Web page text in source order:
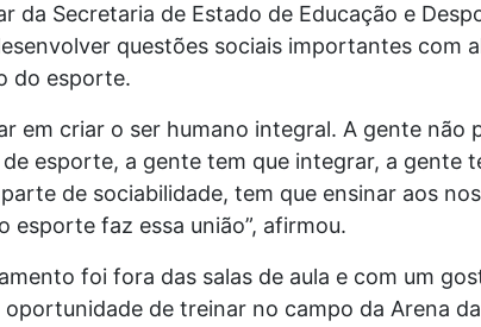
da Secretaria de Estado de Educação e
questões sociais importantes com
do esporte.
em criar o ser humano integral. A gente não
esporte, a gente tem que integrar, a gente
de sociabilidade, tem que ensinar aos
esporte faz essa união”, afirmou.
foi fora das salas de aula e com um
de treinar no campo da Arena